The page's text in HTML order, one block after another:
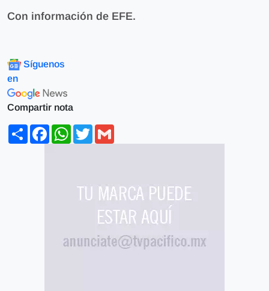
Con información de EFE.
Síguenos
en
Compartir nota
ShareFacebookWhatsApp
Twitter